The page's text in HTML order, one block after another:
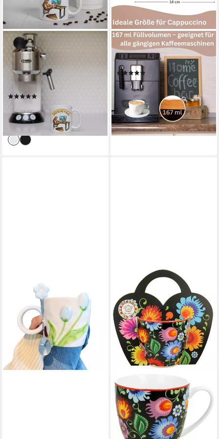
YOUTH DESIGNZ
Tasse Homeoffice
Kaffeetasse Geschenk mit
lustigem Fun Print Spruch,
Keramik, mit lustigem Fun
Print
19,99 €
-50%
lieferbar - in 2-3 Werktagen bei dir
TOPANBIETER999
Tasse, 12-tlg., Keramik,
Cappuccinotassen ca. 167 ml
24,95 €
lieferbar - in 2-3 Werktagen bei dir
Tasse Vintage Keramik-Tasse
in blau mit Tulpen-Motiv und
Löffel
18,90 €
lieferbar - in 4-5 Werktagen bei dir